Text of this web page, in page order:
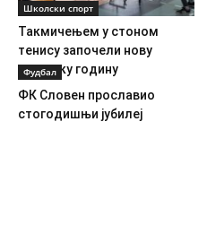
Школски спорт
Такмичењем у стоном
тенису започели нову
школску годину
Фудбал
ФК Словен прославио
стогодишњи јубилеј